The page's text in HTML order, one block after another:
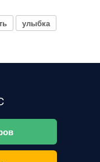
улыбка